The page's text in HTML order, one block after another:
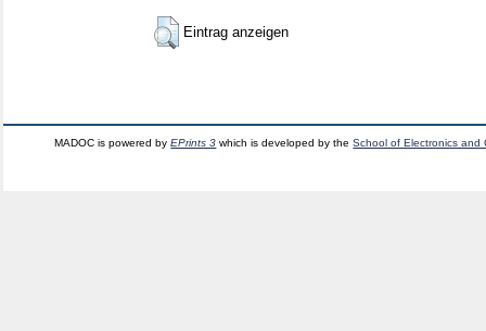
Eintrag anzeigen
MADOC is powered byEPrints 3 which is developed by theSchool of Electronics and